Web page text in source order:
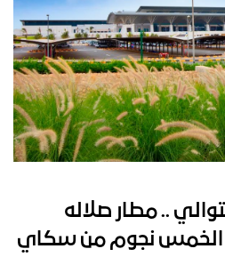
.. مطار صلاله
الخمس نجوم من سكاي